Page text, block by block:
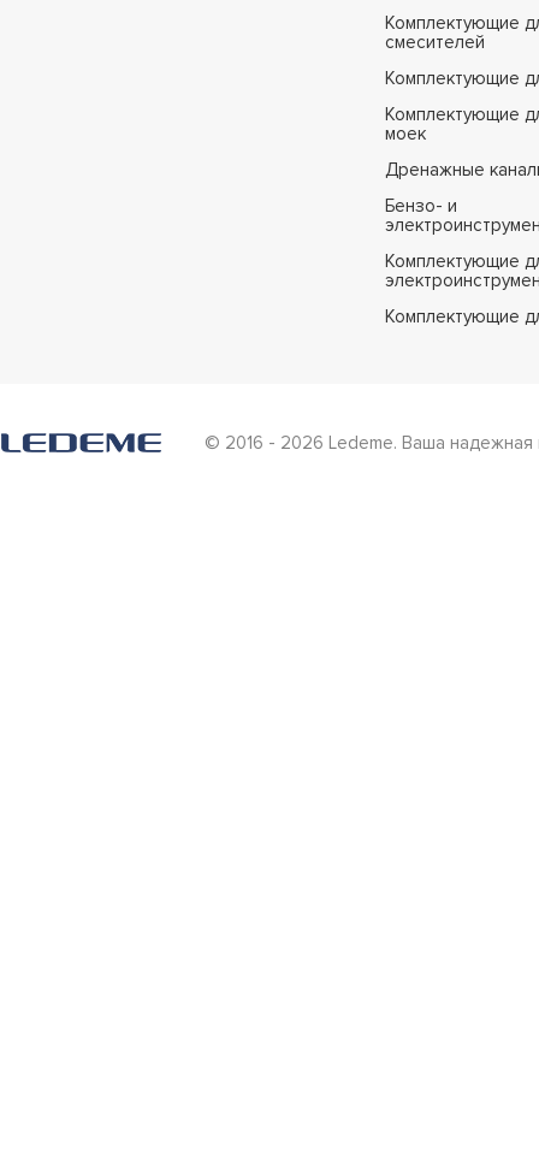
Комплектующие
смесителей
Комплектующие
Комплектующие
моек
Дренажные
Бензо- и
Комплектующие
Комплектующие
© 2016 - 2026 Ledeme. Ваша